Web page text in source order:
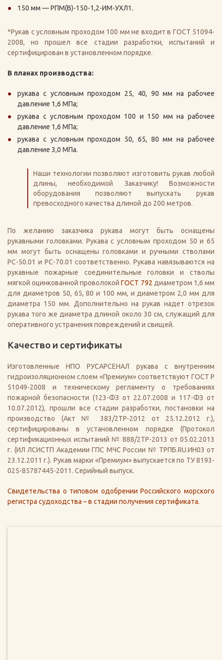
150 мм — РПМ(В)-150-1,2-ИМ-УХЛ1.
*Рукав с условным проходом 100 мм не входит в ГОСТ 51094-
2008, но прошел все стадии разработки, испытаний и
сертифицирован в установленном порядке.
В планах производства:
рукава с условным проходом 25, 40, 90 мм на рабочее
давление 1,6 МПа;
рукава с условным проходом 100 и 150 мм на рабочее
давление 1,6 МПа;
рукава с условным проходом 50, 65, 80 мм на рабочее
давление 3,0 МПа.
Наши технологии позволяют изготовить рукав любой
длины, необходимой Заказчику! Возможности
оборудования позволяют выпускать рукав
превосходного качества длиной до 200 метров.
По желанию заказчика рукава могут быть оснащены
рукавными головками. Рукава с условным проходом 50 и 65
мм могут быть оснащены головками и ручными стволами
РС-50.01 и РС-70.01 соответственно. Рукава навязываются на
рукавные пожарные соединительные головки и стволы
мягкой оцинкованной проволокойГОСТ 792 диаметром 1,6 мм
для диаметров 50, 65, 80 и 100 мм, и диаметром 2,0 мм для
диаметра 150 мм. Дополнительно на рукав надет отрезок
рукава того же диаметра длиной около 30 см, служащий для
оперативного устранения повреждений и свищей.
Качество и сертификаты
Изготовленные НПО РУСАРСЕНАЛ рукава с внутренним
гидроизоляционном слоем «Премиум» соответствуют ГОСТ Р
51049-2008 и техническому регламенту о требованиях
пожарной безопасности (123-ФЗ от 22.07.2008 и 117-ФЗ от
10.07.2012), прошли все стадии разработки, постановки на
производство (Акт № 383/2ТР-2012 от 25.12.2012 г.),
сертифицированы в установленном порядке (Протокол
сертификационных испытаний № 888/2ТР-2013 от 05.02.2013
г. (ИЛ ЛСИСТП Академии ГПС МЧС России № ТРПБ.RU.ИН03 от
23.12.2011 г.). Рукав марки «Премиум» выпускается по ТУ 8193-
025-85787445-2011. Серийный выпуск.
Свидетельства о типовом одобрении Российского морского
регистра судоходства – в стадии получения сертификата.